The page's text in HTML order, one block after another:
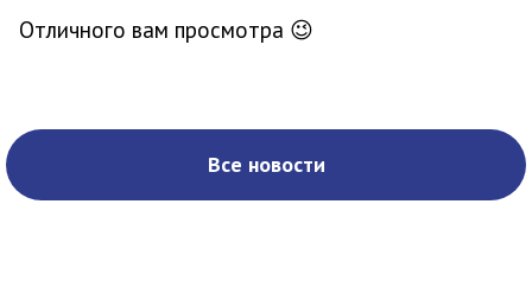
Отличного вам просмотра 😉
Все новости